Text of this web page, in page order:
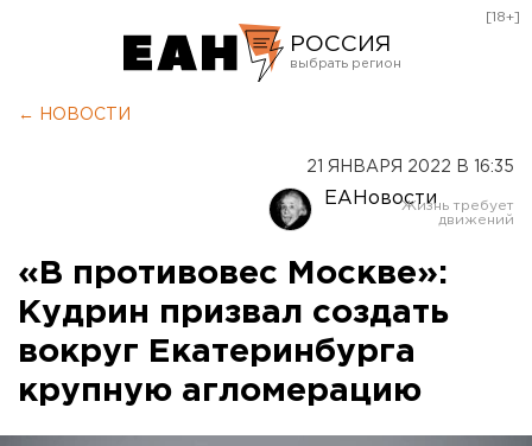
РОССИЯ
Оренбург
[18+]
← НОВОСТИ
21 ЯНВАРЯ 2022 В 16:35
ЕАНовости
«В противовес Москве»:
Кудрин призвал создать
вокруг Екатеринбурга
крупную агломерацию